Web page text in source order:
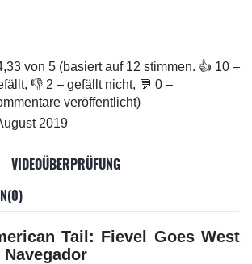
von 5 (basiert auf 12 stimmen. 👍 10 –
👎 2 – gefällt nicht, 💬 0 –
veröffentlicht)
2019
VIDEOÜBERPRÜFUNG
Tail: Fievel Goes West